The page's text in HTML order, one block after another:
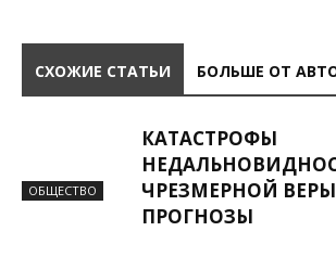
СХОЖИЕ СТАТЬИ БОЛЬШЕ ОТ
ОБЩЕСТВО
КАТАСТРОФЫ
ЧРЕЗМЕРНОЙ
ПРОГНОЗЫ